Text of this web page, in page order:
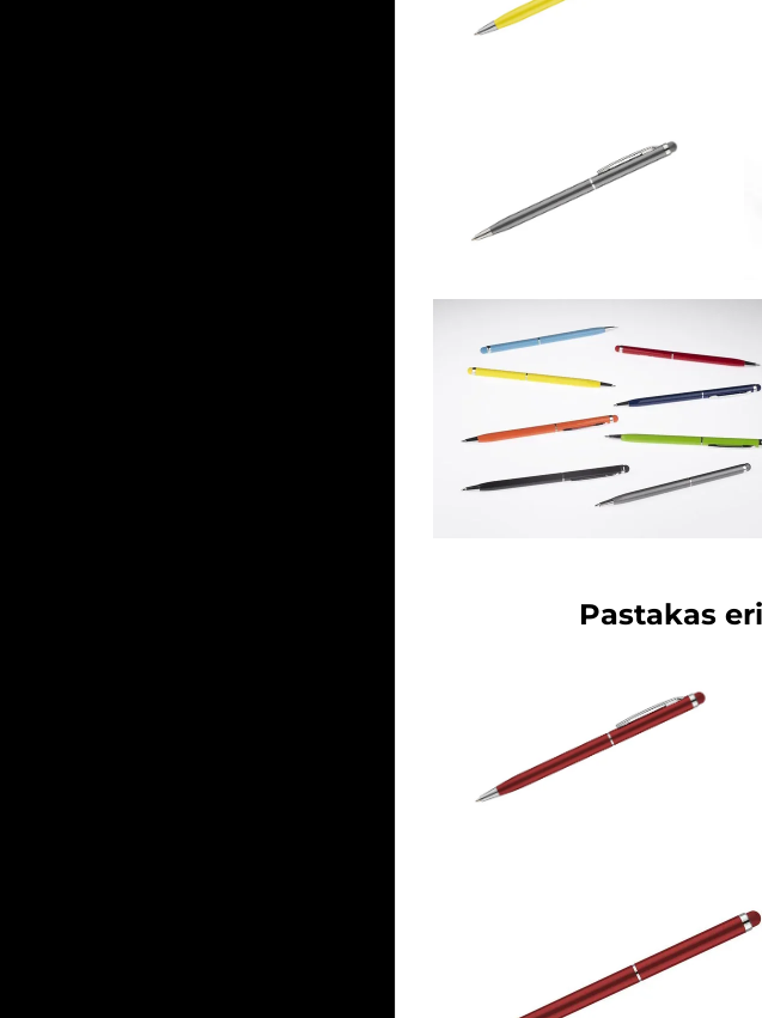
Pastakas